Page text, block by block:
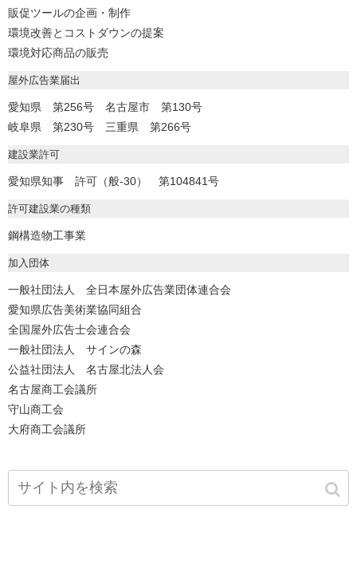
販促ツールの企画・制作
環境改善とコストダウンの提案
環境対応商品の販売
屋外広告業届出
愛知県 第256号 名古屋市 第130号
岐阜県 第230号 三重県 第266号
建設業許可
愛知県知事 許可（般-30） 第104841号
許可建設業の種類
鋼構造物工事業
加入団体
一般社団法人 全日本屋外広告業団体連合会
愛知県広告美術業協同組合
全国屋外広告士会連合会
一般社団法人 サインの森
公益社団法人 名古屋北法人会
名古屋商工会議所
守山商工会
大府商工会議所